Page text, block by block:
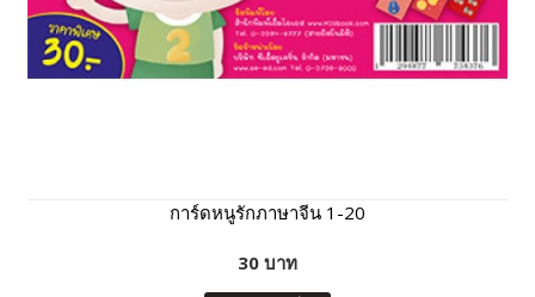
การ์ดหนูรักภาษาจีน 1-20
30 บาท